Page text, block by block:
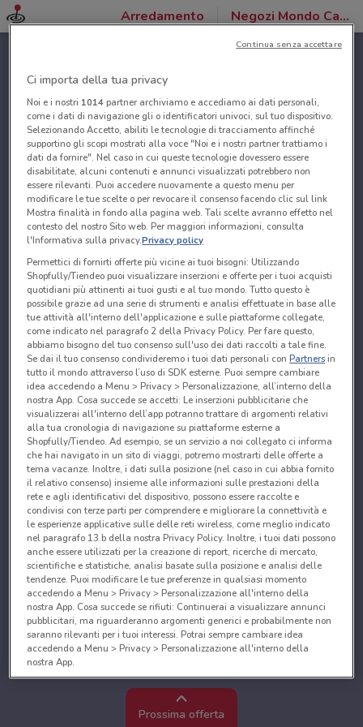
Arredamento Negozi Mondo Camerette
Prossima offerta
Ci importa della tua privacy
Noi e i nostri 1014partner archiviamo e accediamo ai dati personali,
come i dati di navigazione gli o identificatori univoci, sul tuo dispositivo.
Selezionando Accetto, abiliti le tecnologie di tracciamento affinché
supportino gli scopi mostrati alla voce "Noi e i nostri partner trattiamo i
dati da fornire". Nel caso in cui queste tecnologie dovessero essere
disabilitate, alcuni contenuti e annunci visualizzati potrebbero non
essere rilevanti. Puoi accedere nuovamente a questo menu per
modificare le tue scelte o per revocare il consenso facendo clic sul link
Mostra finalità in fondo alla pagina web. Tali scelte avranno effetto nel
contesto del nostro Sito web. Per maggiori informazioni, consulta
l'Informativa sulla privacy.Privacy policy
Permettici di fornirti offerte più vicine ai tuoi bisogni: Utilizzando
Shopfully/Tiendeo puoi visualizzare inserzioni e offerte per i tuoi acquisti
quotidiani più attinenti ai tuoi gusti e al tuo mondo. Tutto questo è
possibile grazie ad una serie di strumenti e analisi effettuate in base alle
tue attività all'interno dell'applicazione e sulle piattaforme collegate,
come indicato nel paragrafo 2 della Privacy Policy. Per fare questo,
abbiamo bisogno del tuo consenso sull'uso dei dati raccolti a tale fine.
Se dai il tuo consenso condivideremo i tuoi dati personali conPartnersin
tutto il mondo attraverso l’uso di SDK esterne. Puoi sempre cambiare
idea accedendo a Menu > Privacy > Personalizzazione, all’interno della
nostra App. Cosa succede se accetti: Le inserzioni pubblicitarie che
visualizzerai all'interno dell’app potranno trattare di argomenti relativi
alla tua cronologia di navigazione su piattaforme esterne a
Shopfully/Tiendeo. Ad esempio, se un servizio a noi collegato ci informa
che hai navigato in un sito di viaggi, potremo mostrarti delle offerte a
tema vacanze. Inoltre, i dati sulla posizione (nel caso in cui abbia fornito
il relativo consenso) insieme alle informazioni sulle prestazioni della
rete e agli identificativi del dispositivo, possono essere raccolte e
condivisi con terze parti per comprendere e migliorare la connettività e
le esperienze applicative sulle delle reti wireless, come meglio indicato
nel paragrafo 13.b della nostra Privacy Policy. Inoltre, i tuoi dati possono
anche essere utilizzati per la creazione di report, ricerche di mercato,
scientifiche e statistiche, analisi basate sulla posizione e analisi delle
tendenze. Puoi modificare le tue preferenze in qualsiasi momento
accedendo a Menu > Privacy > Personalizzazione all'interno della
nostra App. Cosa succede se rifiuti: Continuerai a visualizzare annunci
pubblicitari, ma riguarderanno argomenti generici e probabilmente non
saranno rilevanti per i tuoi interessi. Potrai sempre cambiare idea
accedendo a Menu > Privacy > Personalizzazione all'interno della
nostra App.
Noi e i nostri partner trattiamo i dati per fornire:
Utilizzare dati di geolocalizzazione precisi. Scansione attiva delle
caratteristiche del dispositivo ai fini dell’identificazione. Archiviare
Continua senza accettare